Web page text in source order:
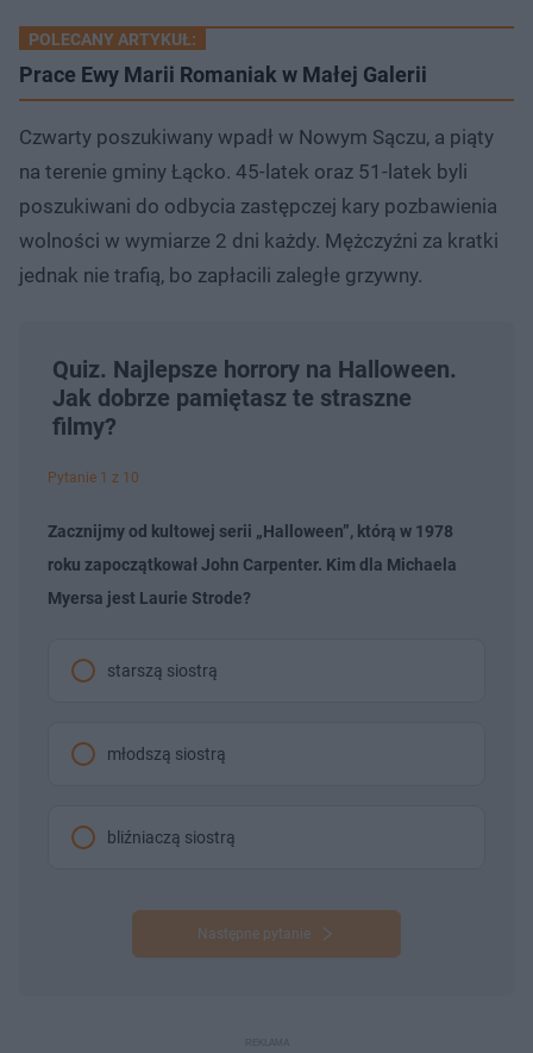
POLECANY ARTYKUŁ:
Prace Ewy Marii Romaniak w Małej Galerii
Czwarty poszukiwany wpadł w Nowym Sączu, a piąty
na terenie gminy Łącko. 45-latek oraz 51-latek byli
poszukiwani do odbycia zastępczej kary pozbawienia
wolności w wymiarze 2 dni każdy. Mężczyźni za kratki
jednak nie trafią, bo zapłacili zaległe grzywny.
Quiz. Najlepsze horrory na Halloween.
Jak dobrze pamiętasz te straszne
filmy?
Pytanie 1 z 10
Zacznijmy od kultowej serii „Halloween”, którą w 1978
roku zapoczątkował John Carpenter. Kim dla Michaela
Myersa jest Laurie Strode?
starszą siostrą
młodszą siostrą
bliźniaczą siostrą
Następne pytanie